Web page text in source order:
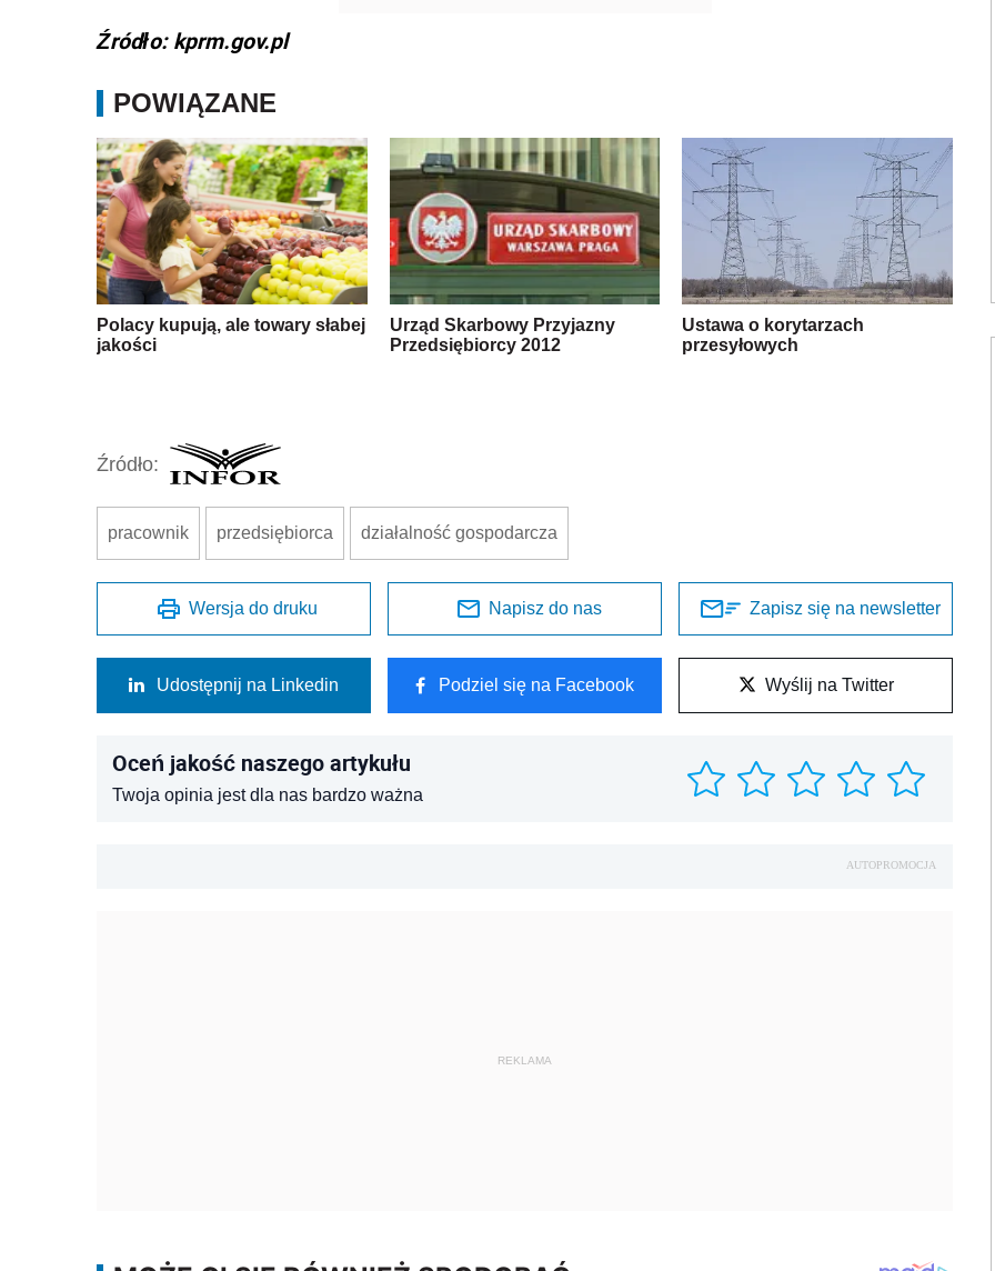
Źródło: kprm.gov.pl
POWIĄZANE
Polacy kupują, ale towary słabej
jakości
Urząd Skarbowy Przyjazny
Przedsiębiorcy 2012
Ustawa o korytarzach
przesyłowych
Źródło:
pracownik przedsiębiorca działalność gospodarcza
Wersja do druku Napisz do nas Zapisz się na newsletter
Udostępnij na Linkedin Podziel się na Facebook Wyślij na Twitter
Oceń jakość naszego artykułu
Twoja opinia jest dla nas bardzo ważna
AUTOPROMOCJA
REKLAMA